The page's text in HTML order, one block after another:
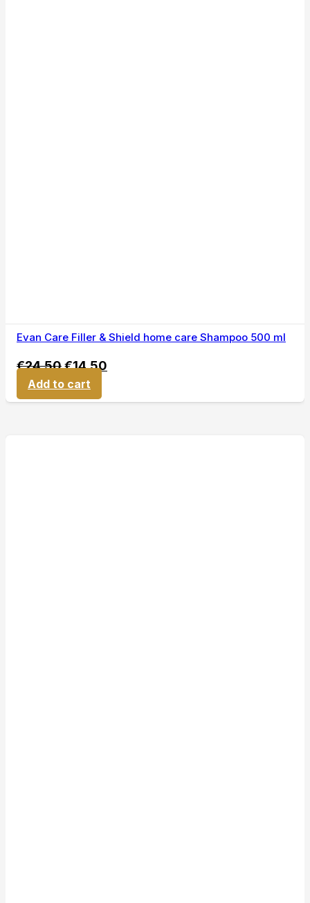
Evan Care Filler & Shield home care Shampoo 500 ml
€24,50€14,50
Add to cart